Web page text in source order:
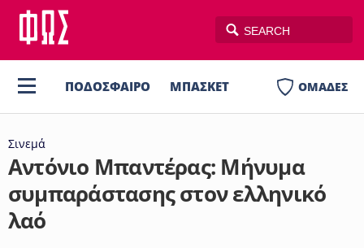
ΟΜΑΔΕΣ
ΠΟΔΟΣΦΑΙΡΟ ΜΠΑΣΚΕΤ
AUTO-MOTO PLUS
Σινεμά
Αντόνιο Μπαντέρας: Μήνυμα
συμπαράστασης στον ελληνικό
λαό